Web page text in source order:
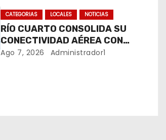
CATEGORIAS LOCALES NOTICIAS
RÍO CUARTO CONSOLIDA SU
CONECTIVIDAD AÉREA CON
CUATRO VUELOS SEMANALES A
Ago 7, 2026 Administrador1